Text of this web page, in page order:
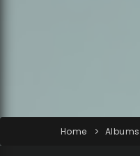
Home Albums